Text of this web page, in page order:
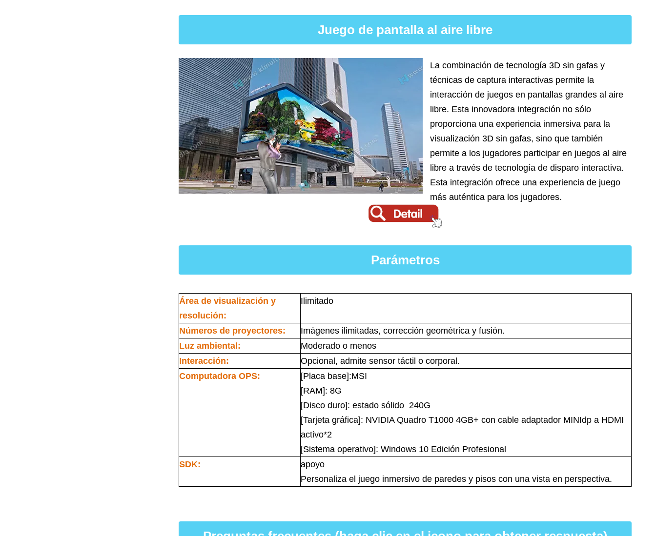
Juego de pantalla al aire libre
La combinación de tecnología 3D sin gafas y
técnicas de captura interactivas permite la
interacción de juegos en pantallas grandes al aire
libre. Esta innovadora integración no sólo
proporciona una experiencia inmersiva para la
visualización 3D sin gafas, sino que también
permite a los jugadores participar en juegos al aire
libre a través de tecnología de disparo interactiva.
Esta integración ofrece una experiencia de juego
más auténtica para los jugadores.
Parámetros
Área de visualización y
resolución:
Ilimitado
Números de proyectores:
Imágenes ilimitadas, corrección geométrica y fusión.
Luz ambiental:
Moderado o menos
Interacción:
Opcional, admite sensor táctil o corporal.
Computadora OPS:
[Placa base]:MSI
[RAM]: 8G
[Disco duro]: estado sólido 240G
[Tarjeta gráfica]: NVIDIA Quadro T1000 4GB+ con cable adaptador MINIdp a HDMI
activo*2
[Sistema operativo]: Windows 10 Edición Profesional
SDK:
apoyo
Personaliza el juego inmersivo de paredes y pisos con una vista en perspectiva.